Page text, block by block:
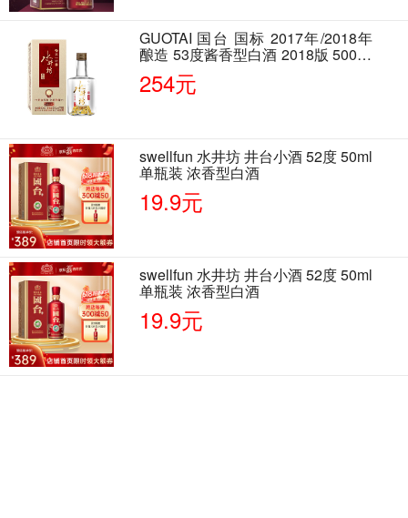
GUOTAI 国台 国标 2017年/2018年
酿造 53度酱香型白酒 2018版 500ml
单瓶装
254元
swellfun 水井坊 井台小酒 52度 50ml
单瓶装 浓香型白酒
19.9元
swellfun 水井坊 井台小酒 52度 50ml
单瓶装 浓香型白酒
19.9元